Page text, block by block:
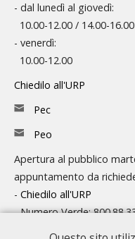
- dal lunedì al giovedì:
10.00-12.00 / 14.00-16.00
- venerdì:
10.00-12.00
Chiedilo all'URP
Pec
Peo
Apertura al pubblico
appuntamento da
- Chiedilo all'URP
- Numero Verde: